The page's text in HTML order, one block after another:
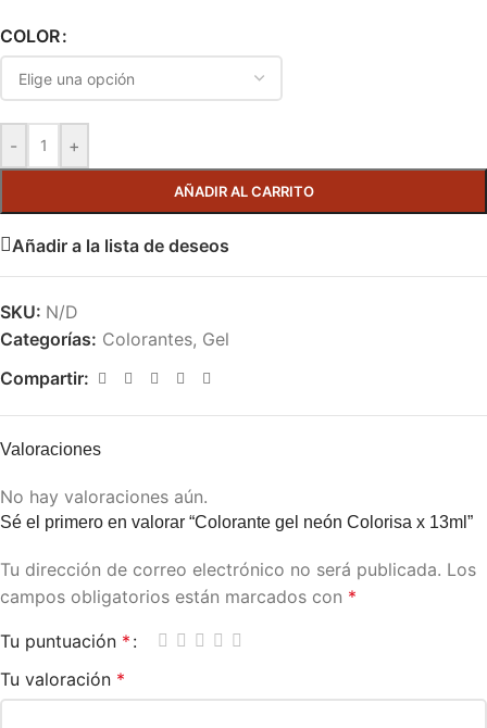
COLOR
- +
AÑADIR AL CARRITO
Añadir a la lista de deseos
SKU: N/D
Categorías: Colorantes, Gel
Compartir:
Valoraciones
No hay valoraciones aún.
Sé el primero en valorar “Colorante gel neón Colorisa x 13ml”
Tu dirección de correo electrónico no será publicada. Los
campos obligatorios están marcados con *
Tu puntuación *
Tu valoración *